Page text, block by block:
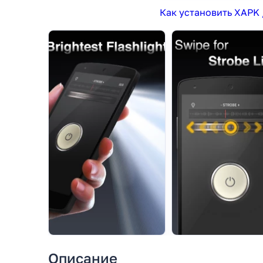
Как установить
Описание